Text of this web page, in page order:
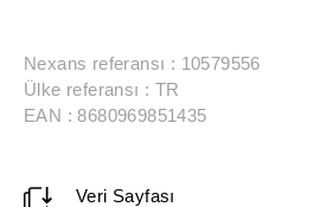
Nexans referansı : 10579556
Ülke referansı : TR
EAN : 8680969851435
Veri Sayfası